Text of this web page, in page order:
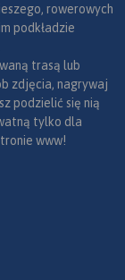
rowerowych
podkładzie
trasą lub
zdjęcia, nagrywaj
podzielić się nią
tylko dla
www!